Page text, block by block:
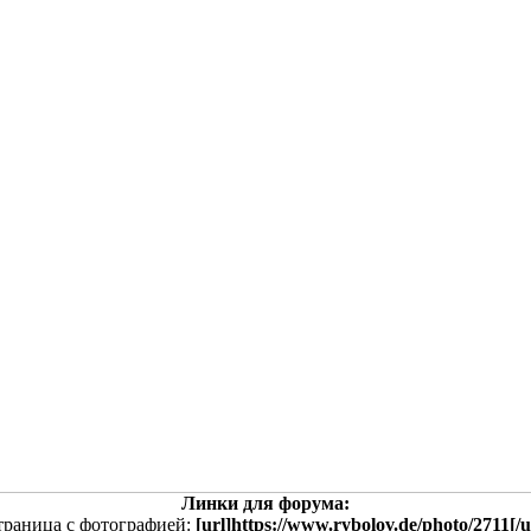
Линки для форума:
с фотографией: [url]https://www.rybolov.de/photo/2711[/